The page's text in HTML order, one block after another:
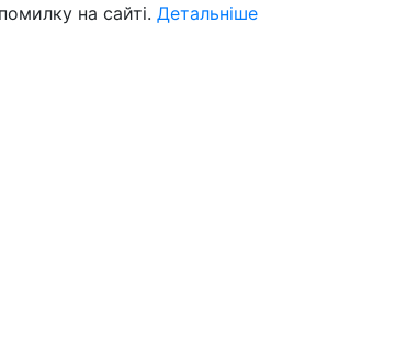
на сайті. Детальніше